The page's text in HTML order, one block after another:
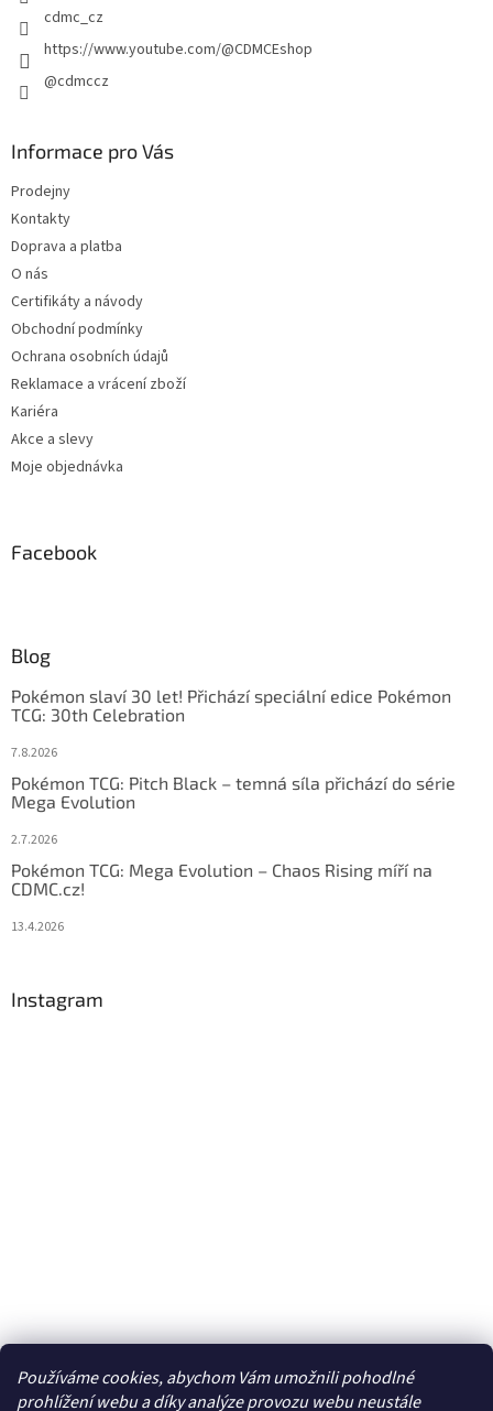
Používáme cookies, abychom Vám umožnili pohodlné
prohlížení webu a díky analýze provozu webu neustále
cdmc_cz
https://www.youtube.com/@CDMCEshop
@cdmccz
Informace pro Vás
Prodejny
Kontakty
Doprava a platba
O nás
Certifikáty a návody
Obchodní podmínky
Ochrana osobních údajů
Reklamace a vrácení zboží
Kariéra
Akce a slevy
Moje objednávka
Facebook
Blog
Pokémon slaví 30 let! Přichází speciální edice Pokémon
TCG: 30th Celebration
7.8.2026
Pokémon TCG: Pitch Black – temná síla přichází do série
Mega Evolution
2.7.2026
Pokémon TCG: Mega Evolution – Chaos Rising míří na
CDMC.cz!
13.4.2026
Instagram
Sledovat na Instagramu